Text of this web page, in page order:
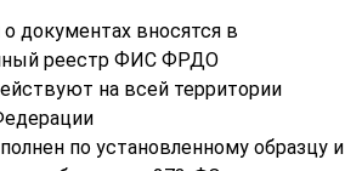
документах вносятся в
реестр ФИС ФРДО
на всей территории
по установленному образцу и